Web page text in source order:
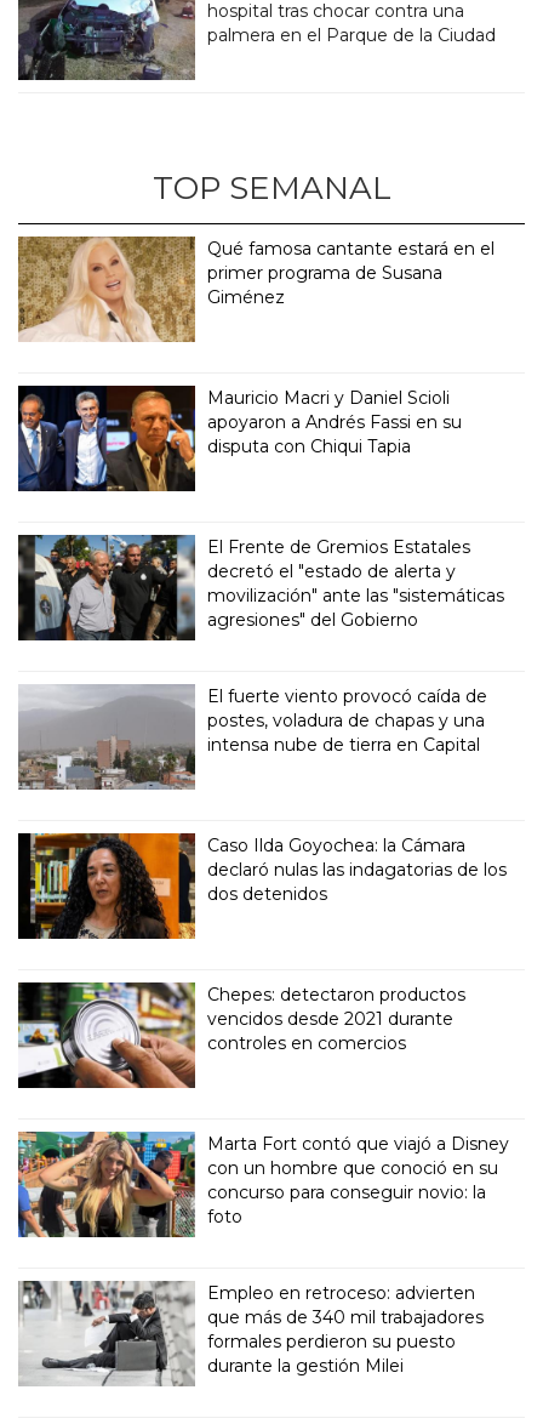
hospital tras chocar contra una
palmera en el Parque de la Ciudad
TOP SEMANAL
Qué famosa cantante estará en el
primer programa de Susana
Giménez
Mauricio Macri y Daniel Scioli
apoyaron a Andrés Fassi en su
disputa con Chiqui Tapia
El Frente de Gremios Estatales
decretó el "estado de alerta y
movilización" ante las "sistemáticas
agresiones" del Gobierno
El fuerte viento provocó caída de
postes, voladura de chapas y una
intensa nube de tierra en Capital
Caso Ilda Goyochea: la Cámara
declaró nulas las indagatorias de los
dos detenidos
Chepes: detectaron productos
vencidos desde 2021 durante
controles en comercios
Marta Fort contó que viajó a Disney
con un hombre que conoció en su
concurso para conseguir novio: la
foto
Empleo en retroceso: advierten
que más de 340 mil trabajadores
formales perdieron su puesto
durante la gestión Milei